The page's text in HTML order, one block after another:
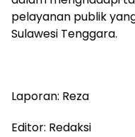
pelayanan publik
Sulawesi Tenggara.
Laporan: Reza
Editor: Redaksi